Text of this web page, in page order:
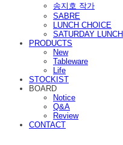
송지호 작가
SABRE
LUNCH CHOICE
SATURDAY LUNCH
PRODUCTS
New
Tableware
Life
STOCKIST
BOARD
Notice
Q&A
Review
CONTACT